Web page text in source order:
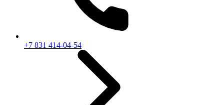
+7 831 414-04-54